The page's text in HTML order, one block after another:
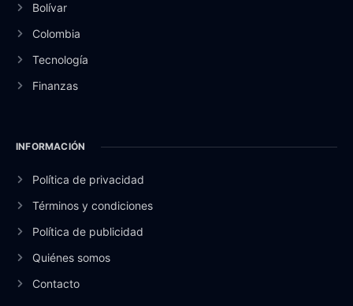
Bolívar
Colombia
Tecnología
Finanzas
INFORMACIÓN
Política de privacidad
Términos y condiciones
Política de publicidad
Quiénes somos
Contacto